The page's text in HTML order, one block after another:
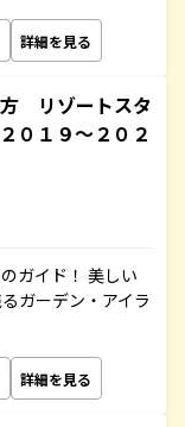
詳細を見る
リゾートスタ
１９～２０２
ガイド！ 美しい
ガーデン・アイラ
詳細を見る